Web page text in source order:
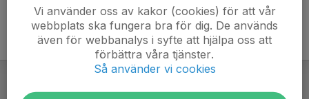
Vi använder oss av kakor (cookies) för att vår
webbplats ska fungera bra för dig. De används
även för webbanalys i syfte att hjälpa oss att
förbättra våra tjänster.
Så använder vi cookies